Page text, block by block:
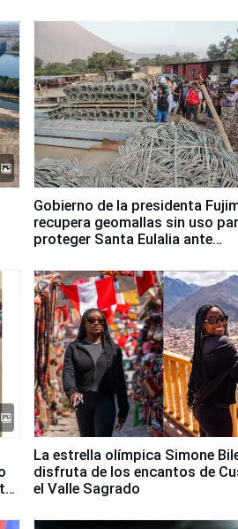
Gobierno de la presidenta
recupera geomallas sin uso
proteger Santa Eulalia ante
La estrella olímpica Simone
disfruta de los encantos de
el Valle Sagrado